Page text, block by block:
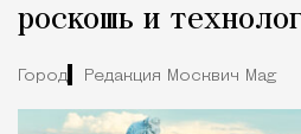
роскошь и
Город Редакция Москвич Mag